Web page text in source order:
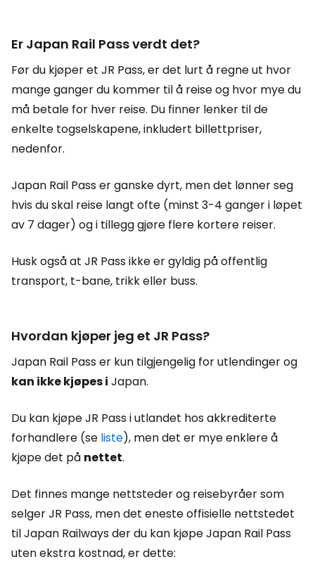
Er Japan Rail Pass verdt det?
Før du kjøper et JR Pass, er det lurt å regne ut hvor
mange ganger du kommer til å reise og hvor mye du
må betale for hver reise. Du finner lenker til de
enkelte togselskapene, inkludert billettpriser,
nedenfor.
Japan Rail Pass er ganske dyrt, men det lønner seg
hvis du skal reise langt ofte (minst 3-4 ganger i løpet
av 7 dager) og i tillegg gjøre flere kortere reiser.
Husk også at JR Pass ikke er gyldig på offentlig
transport, t-bane, trikk eller buss.
Hvordan kjøper jeg et JR Pass?
Japan Rail Pass er kun tilgjengelig for utlendinger og
kan ikke kjøpes i Japan.
Du kan kjøpe JR Pass i utlandet hos akkrediterte
forhandlere (se liste), men det er mye enklere å
kjøpe det på nettet.
Det finnes mange nettsteder og reisebyråer som
selger JR Pass, men det eneste offisielle nettstedet
til Japan Railways der du kan kjøpe Japan Rail Pass
uten ekstra kostnad, er dette: